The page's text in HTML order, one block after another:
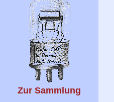
Zur Sammlung